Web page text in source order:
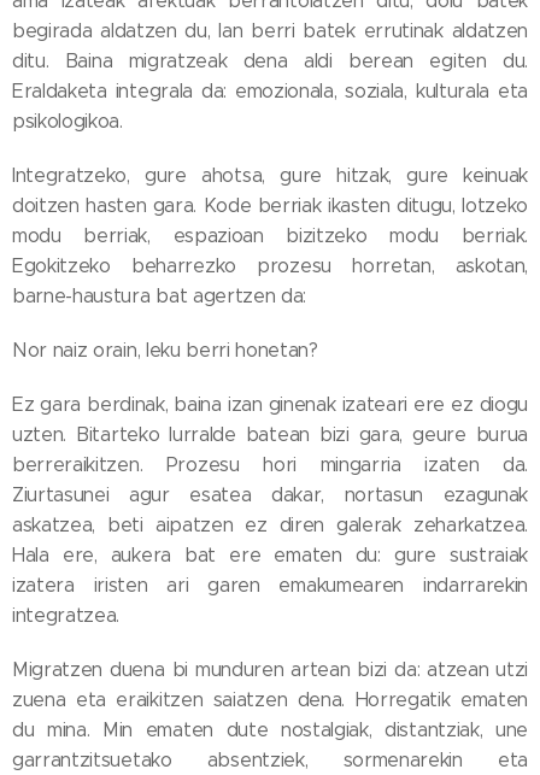
begirada aldatzen du, lan berri batek errutinak aldatzen
ditu. Baina migratzeak dena aldi berean egiten du.
Eraldaketa integrala da: emozionala, soziala, kulturala eta
psikologikoa.
Integratzeko, gure ahotsa, gure hitzak, gure keinuak
doitzen hasten gara. Kode berriak ikasten ditugu, lotzeko
modu berriak, espazioan bizitzeko modu berriak.
Egokitzeko beharrezko prozesu horretan, askotan,
barne-haustura bat agertzen da:
Nor naiz orain, leku berri honetan?
Ez gara berdinak, baina izan ginenak izateari ere ez diogu
uzten. Bitarteko lurralde batean bizi gara, geure burua
berreraikitzen. Prozesu hori mingarria izaten da.
Ziurtasunei agur esatea dakar, nortasun ezagunak
askatzea, beti aipatzen ez diren galerak zeharkatzea.
Hala ere, aukera bat ere ematen du: gure sustraiak
izatera iristen ari garen emakumearen indarrarekin
integratzea.
Migratzen duena bi munduren artean bizi da: atzean utzi
zuena eta eraikitzen saiatzen dena. Horregatik ematen
du mina. Min ematen dute nostalgiak, distantziak, une
garrantzitsuetako absentziek, sormenarekin eta